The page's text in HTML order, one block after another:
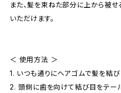
また、髪を束ねた部分に上から被
いただけます。
＜ 使用方法 ＞
1. いつも通りにヘアゴムで髪を結び
2. 頭側に歯を向けて結び目をテー